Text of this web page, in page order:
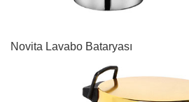
Novita Lavabo Bataryası